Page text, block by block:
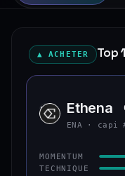
▲ ACHETER Top
ENA Ethena
ENA · capi
MOMENTUM
TECHNIQUE